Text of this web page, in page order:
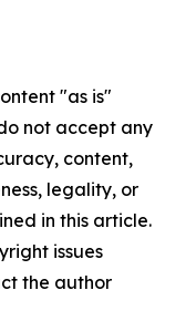
"as is"
not accept any
content,
legality, or
in this article.
issues
the author